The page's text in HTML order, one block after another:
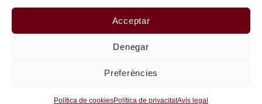
Acceptar
Denegar
Preferències
Política de cookiesPolítica de privacitatAvís legal
SEGUEIX-ME